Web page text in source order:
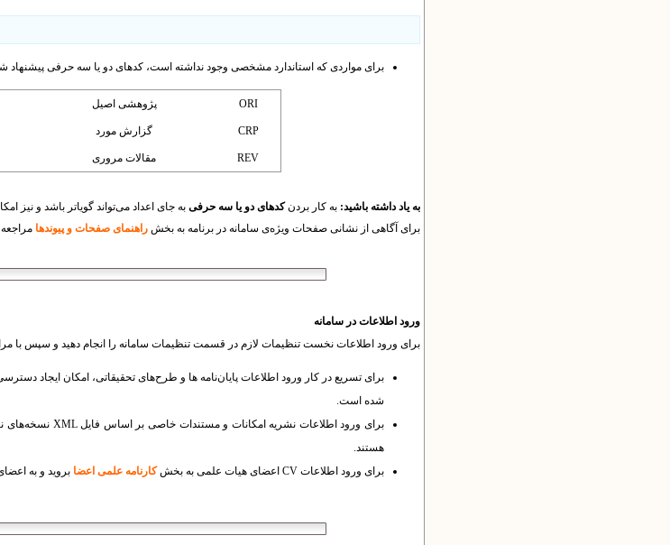
برای مواردی که استاندارد مشخصی وجود نداشته است، کدهای دو یا سه حرفی پیشنهاد
ORI پژوهشی اصیل
CRP گزارش مورد
REV مقالات مروری
به یاد داشته باشید: به کار بردنکدهای دو یا سه حرفی به جای اعداد می‌تواند گویاتر باشد و نیز
برای آگاهی از نشانی‌ صفحات ویژه‌ی سامانه در برنامه به بخش راهنمای صفحات و پیوندها مراجعه
ورود اطلاعات در سامانه
برای ورود اطلاعات نخست تنظیمات لازم در قسمت تنظیمات سامانه را انجام دهید و سپس با
برای تسریع در کار ورود اطلاعات پایان‌نامه ها و طرح‌های تحقیقاتی، امکان ایجاد
شده است.
برای ورود اطلاعات نشریه امکانات و مستندات خاصی بر اساس فایل XML نسخه‌های نشریه توسعه یافته است که در
هستند.
برای ورود اطلاعات CV اعضای هیات علمی به بخش
کارنامه علمی اعضا بروید و به